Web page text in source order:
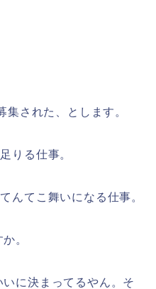
された、とします。
りる仕事。
んてこ舞いになる仕事。
。
いに決まってるやん。そ